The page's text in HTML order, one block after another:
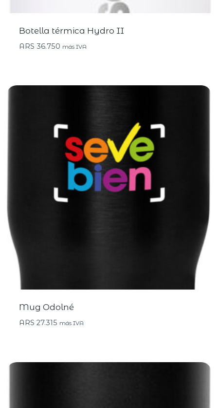
Botella térmica Hydro II
ARS 36.750 más IVA
Mug Odolné
ARS 27.315 más IVA